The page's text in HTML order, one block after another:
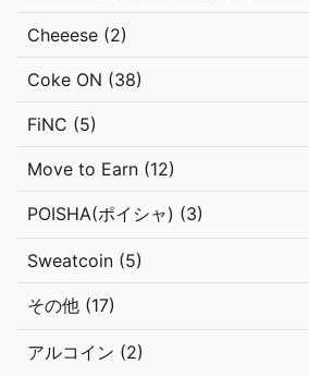
Cheeese (2)
Coke ON (38)
FiNC (5)
Move to Earn (12)
POISHA(ポイシャ) (3)
Sweatcoin (5)
その他 (17)
アルコイン (2)